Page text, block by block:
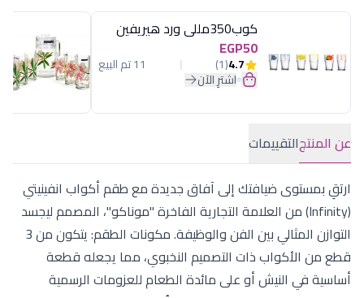
كوب350مللى ورد هيريفين
EGP50
4.7
(1) 11 تم البيع
اشترِ الآن
عن المنتجالتقييمات
ارتقِ بمستوى ضيافتك إلى آفاق جديدة مع طقم أكواب انفينيتي
(Infinity) من العلامة التجارية الفاخرة "موناكو"، المصمم ليجسد
التوازن المثالي بين الفن والوظيفة. مكونات الطقم: يتكون من 3
قطع من الأكواب ذات التصميم النخبوي، مما يجعله قطعة
أساسية في النيش أو على مائدة الطعام للعزومات الرسمية